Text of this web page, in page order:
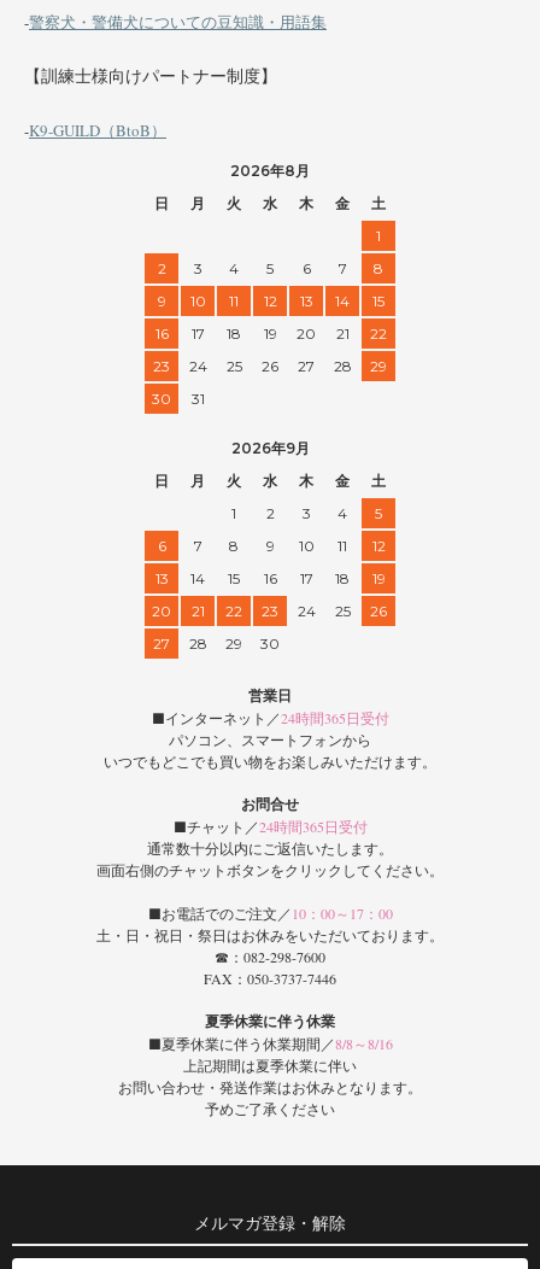
-警察犬・警備犬についての豆知識・用語集
【訓練士様向けパートナー制度】
-K9-GUILD（BtoB）
2026年8月
日
月 火 水 木 金
土
1
2
3 4 5 6 7
8
9
10 11 12 13 14
15
16
17 18 19 20 21
22
23
24 25 26 27 28
29
30
31
2026年9月
日
月 火 水 木 金
土
1
2 3 4
5
6
7 8 9 10 11
12
13
14 15 16 17 18
19
20
21 22 23 24 25
26
27
28 29 30
営業日
■インターネット／24時間365日受付
パソコン、スマートフォンから
いつでもどこでも買い物をお楽しみいただけます。
お問合せ
■チャット／24時間365日受付
通常数十分以内にご返信いたします。
画面右側のチャットボタンをクリックしてください。
■お電話でのご注文／ 10：00～17：00
土・日・祝日・祭日はお休みをいただいております。
☎：082-298-7600
FAX：050-3737-7446
夏季休業に伴う休業
■夏季休業に伴う休業期間／8/8～8/16
上記期間は夏季休業に伴い
お問い合わせ・発送作業はお休みとなります。
予めご了承ください
メルマガ登録・解除